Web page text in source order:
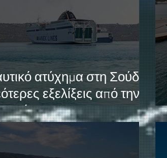
ατύχημα στη Σούδα:
εξελίξεις από την